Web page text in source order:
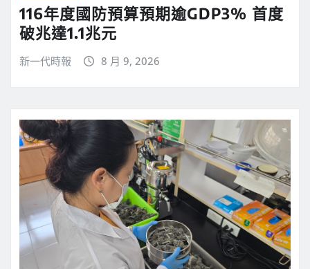
116年度國防預算預期逾GDP3% 首度
破兆達1.1兆元
新一代時報 8 月 9, 2026